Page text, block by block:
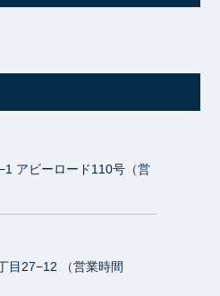
アビーロード110号（営
目27−12 （営業時間